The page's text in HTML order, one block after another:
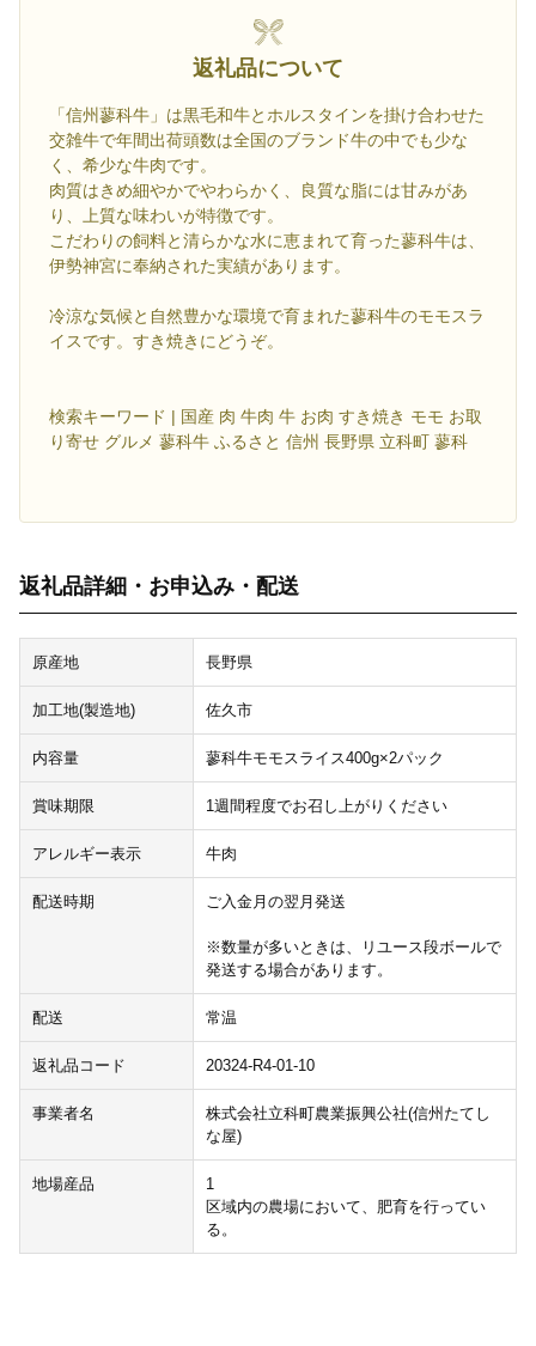
返礼品について
「信州蓼科牛」は黒毛和牛とホルスタインを掛け合わせた
交雑牛で年間出荷頭数は全国のブランド牛の中でも少な
く、希少な牛肉です。
肉質はきめ細やかでやわらかく、良質な脂には甘みがあ
り、上質な味わいが特徴です。
こだわりの飼料と清らかな水に恵まれて育った蓼科牛は、
伊勢神宮に奉納された実績があります。
冷涼な気候と自然豊かな環境で育まれた蓼科牛のモモスラ
イスです。すき焼きにどうぞ。
検索キーワード | 国産 肉 牛肉 牛 お肉 すき焼き モモ お取
り寄せ グルメ 蓼科牛 ふるさと 信州 長野県 立科町 蓼科
返礼品詳細・お申込み・配送
原産地 長野県
加工地(製造地) 佐久市
内容量 蓼科牛モモスライス400g×2パック
賞味期限 1週間程度でお召し上がりください
アレルギー表示 牛肉
配送時期 ご入金月の翌月発送
※数量が多いときは、リユース段ボールで
発送する場合があります。
配送 常温
返礼品コード 20324-R4-01-10
事業者名
株式会社立科町農業振興公社(信州たてし
な屋)
地場産品
1
区域内の農場において、肥育を行ってい
る。